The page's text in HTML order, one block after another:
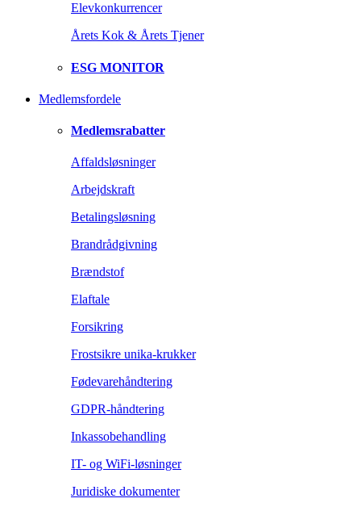
Elevkonkurrencer
Årets Kok & Årets Tjener
ESG MONITOR
Medlemsfordele
Medlemsrabatter
Affaldsløsninger
Arbejdskraft
Betalingsløsning
Brandrådgivning
Brændstof
Elaftale
Forsikring
Frostsikre unika-krukker
Fødevarehåndtering
GDPR-håndtering
Inkassobehandling
IT- og WiFi-løsninger
Juridiske dokumenter